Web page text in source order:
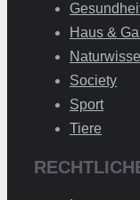
Haus &
Society
Sport
Tiere